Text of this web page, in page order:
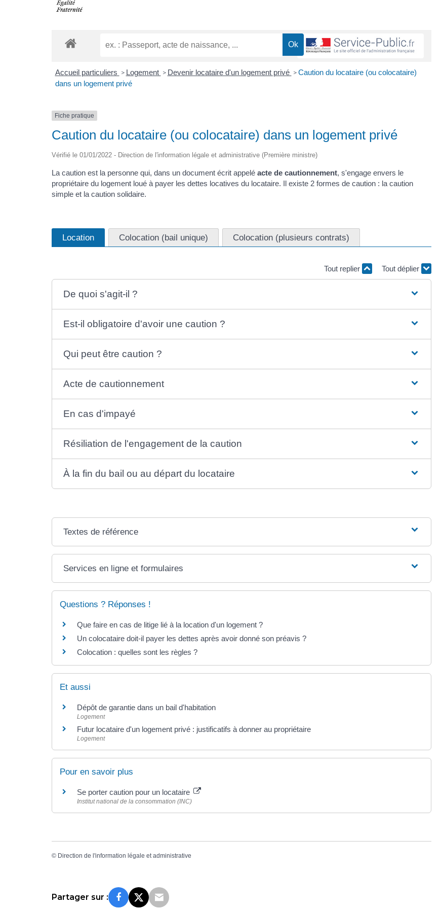
Accueil particuliers > Logement > Devenir locataire d'un logement privé > Caution du locataire (ou colocataire)
dans un logement privé
Fiche pratique
Caution du locataire (ou colocataire) dans un logement privé
Vérifié le 01/01/2022 - Direction de l'information légale et administrative (Première ministre)
La caution est la personne qui, dans un document écrit appelé acte de cautionnement, s'engage envers le
propriétaire du logement loué à payer les dettes locatives du locataire. Il existe 2 formes de caution : la caution
simple et la caution solidaire.
Location Colocation (bail unique) Colocation (plusieurs contrats)
Tout replier Tout déplier
De quoi s'agit-il ?
Est-il obligatoire d'avoir une caution ?
Qui peut être caution ?
Acte de cautionnement
En cas d'impayé
Résiliation de l'engagement de la caution
À la fin du bail ou au départ du locataire
Textes de référence
Services en ligne et formulaires
Questions ? Réponses !
Que faire en cas de litige lié à la location d'un logement ?
Un colocataire doit-il payer les dettes après avoir donné son préavis ?
Colocation : quelles sont les règles ?
Et aussi
Dépôt de garantie dans un bail d'habitation
Logement
Futur locataire d'un logement privé : justificatifs à donner au propriétaire
Logement
Pour en savoir plus
Se porter caution pour un locataire
Institut national de la consommation (INC)
© Direction de l'information légale et administrative
Partager sur :